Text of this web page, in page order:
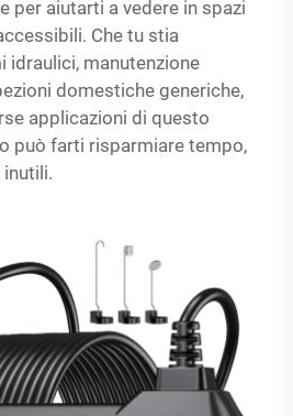
per aiutarti a vedere in spazi
Che tu stia
manutenzione
domestiche generiche,
applicazioni di questo
può farti risparmiare tempo,